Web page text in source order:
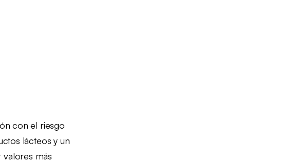
con el riesgo
lácteos y un
más